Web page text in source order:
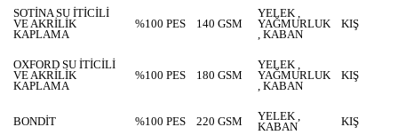
SOTİNA SU İTİCİLİ
VE AKRİLİK
KAPLAMA
%100 PES 140 GSM
YELEK ,
YAĞMURLUK
, KABAN
KIŞ
OXFORD SU İTİCİLİ
VE AKRİLİK
KAPLAMA
%100 PES 180 GSM
YELEK ,
YAĞMURLUK
, KABAN
KIŞ
BONDİT %100 PES 220 GSM
YELEK ,
KABAN
KIŞ